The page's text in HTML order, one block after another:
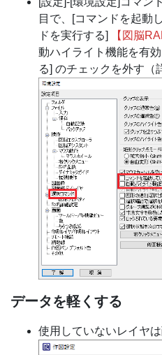
目で、[コマンドを起動
ドを実行する]
【図脳
動ハイライト機能を有
る] のチェックを外す（
データを軽くする
使用していないレイヤ